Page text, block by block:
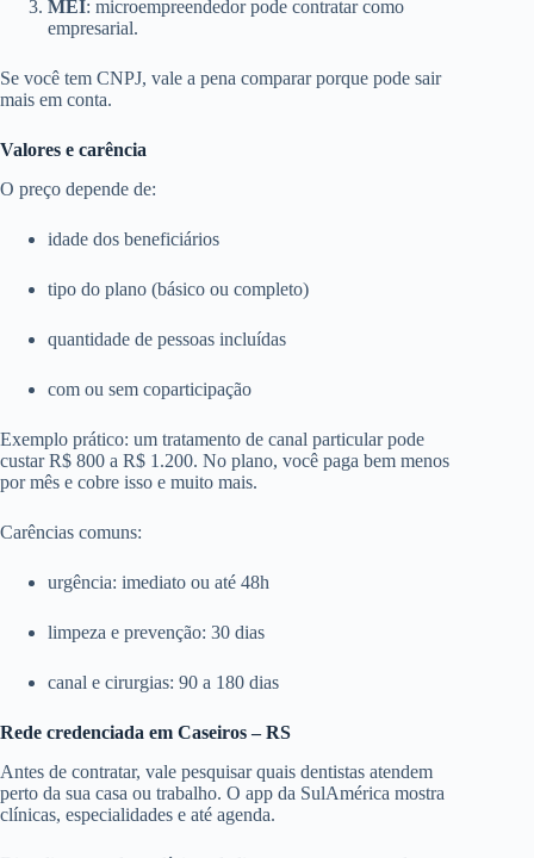
MEI: microempreendedor pode contratar como
empresarial.
Se você tem CNPJ, vale a pena comparar porque pode sair
mais em conta.
Valores e carência
O preço depende de:
idade dos beneficiários
tipo do plano (básico ou completo)
quantidade de pessoas incluídas
com ou sem coparticipação
Exemplo prático: um tratamento de canal particular pode
custar R$ 800 a R$ 1.200. No plano, você paga bem menos
por mês e cobre isso e muito mais.
Carências comuns:
urgência: imediato ou até 48h
limpeza e prevenção: 30 dias
canal e cirurgias: 90 a 180 dias
Rede credenciada em Caseiros – RS
Antes de contratar, vale pesquisar quais dentistas atendem
perto da sua casa ou trabalho. O app da SulAmérica mostra
clínicas, especialidades e até agenda.